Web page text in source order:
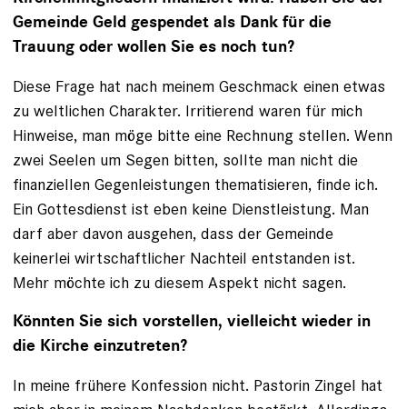
Gemeinde Geld gespendet als Dank für die
Trauung oder wollen Sie es noch tun?
Diese Frage hat nach meinem Geschmack einen etwas
zu weltlichen Charakter. Irritierend waren für mich
Hinweise, man möge bitte eine Rechnung stellen. Wenn
zwei Seelen um Segen bitten, sollte man nicht die
finanziellen Gegenleistungen thematisieren, finde ich.
Ein Gottesdienst ist eben keine Dienstleistung. Man
darf aber davon ausgehen, dass der Gemeinde
keinerlei wirtschaftlicher Nachteil entstanden ist.
Mehr möchte ich zu diesem Aspekt nicht sagen.
Könnten Sie sich vorstellen, vielleicht wieder in
die Kirche einzutreten?
In meine frühere Konfession nicht. Pastorin Zingel hat